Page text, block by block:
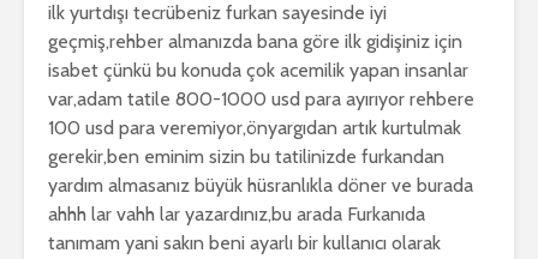
ilk yurtdışı tecrübeniz furkan sayesinde iyi
geçmiş,rehber almanızda bana göre ilk gidişiniz için
isabet çünkü bu konuda çok acemilik yapan insanlar
var,adam tatile 800-1000 usd para ayırıyor rehbere
100 usd para veremiyor,önyargıdan artık kurtulmak
gerekir,ben eminim sizin bu tatilinizde furkandan
yardım almasanız büyük hüsranlıkla döner ve burada
ahhh lar vahh lar yazardınız,bu arada Furkanıda
tanımam yani sakın beni ayarlı bir kullanıcı olarak